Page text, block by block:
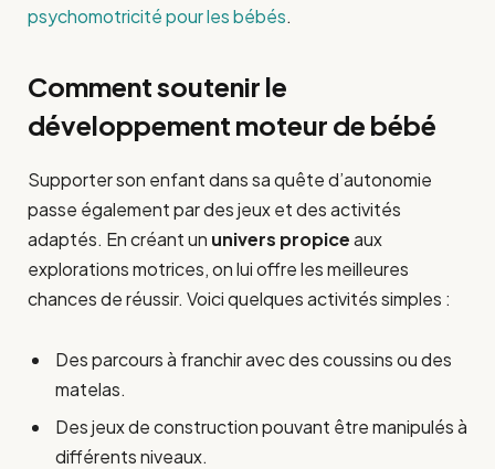
psychomotricité pour les bébés.
Comment soutenir le
développement moteur de bébé
Supporter son enfant dans sa quête d’autonomie
passe également par des jeux et des activités
adaptés. En créant un univers propiceaux
explorations motrices, on lui offre les meilleures
chances de réussir. Voici quelques activités simples :
Des parcours à franchir avec des coussins ou des
matelas.
Des jeux de construction pouvant être manipulés à
différents niveaux.